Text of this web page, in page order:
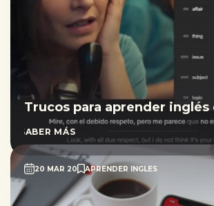
Trucos para aprender
SABER MÁS
20 MAR 20 APRENDER INGLES